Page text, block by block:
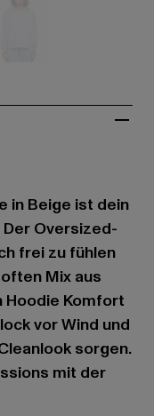
in Beige ist dein
Oversized-
frei zu fühlen
Mix aus
Hoodie Komfort
vor Wind und
sorgen.
mit der